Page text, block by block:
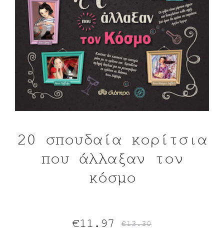
20 σπουδαία κορίτσια
που άλλαξαν τον
κόσμο
€13.30
Original
€11.97
Η